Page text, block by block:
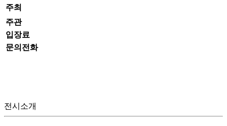
주최
주관
입장료
문의전화
전시소개